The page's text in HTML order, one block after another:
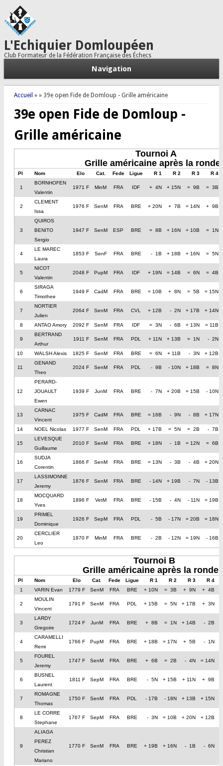
L'Echiquier Domloupéen
Club Formateur de la Fédération Française des Échecs
Navigation
Vous êtes ici
Accueil » » 39e open Fide de Domloup - Grille américaine
39e open Fide de Domloup -
Grille américaine
Tournoi A
Grille américaine après la ronde
Pl Nom Elo Cat. Fede Ligue R 1 R 2 R 3 R 4
1
BORNHOFEN
Valentin
1971 F MinM FRA IDF + 4N + 15N = 9B = 3B
2
CLEMENT
Issa
1976 F SenM FRA BRE + 20N + 7B = 14N + 9B
3
QUIROS
BENITO
Sergio
1947 F SenM ESP BRE = 8B + 16N + 10B = 1N
4
LE MAREC
Laura
1853 F SenF FRA BRE - 1B + 18B + 16N = 5N
5
NICOT
Valentin
2048 F PupM FRA IDF + 19N = 14B = 6N = 4B
6
SIRAGA
Timothee
1949 F CadM FRA BRE = 10B + 8N = 5B = 15N
7
NORTIER
Julien
2064 F SenM FRA CVL + 12B - 2N + 17B + 14N
8 ANTAO Amory 2092 F SenM FRA IDF = 3N - 6B + 13N = 11B
9
BERTRAND
Arthur
1911 F SenM FRA PDL + 11N + 13B = 1N - 2N
10 WALSH Alexis 1825 F SenM FRA BRE = 6N + 11B - 3N + 12B
11
GENAND
Theo
2024 F SenM FRA PDL - 9B - 10N + 18B = 8N
12
PERARD-
JOUAULT
Ewen
1939 F JunM FRA BRE - 7N + 20B = 15B - 10N
13
CARNAC
Vincent
1975 F CadM FRA BRE = 16B - 9N - 8B + 17N
14 NOEL Nicolas 1977 F SenM FRA PDL + 17B = 5N = 2B - 7B
15
LEVESQUE
Guillaume
2010 F SenM FRA BRE + 18N - 1B = 12N = 6B
16
SUDJA
Corentin
1866 F SenM FRA BRE = 13N - 3B - 4B + 20N
17
LASSIMONNE
Jeremy
1876 F SenM FRA BRE - 14N + 19B - 7N - 13B
18
MOCQUARD
Yves
1896 F VetM FRA BRE - 15B - 4N - 11N = 19B
19
PRIMEL
Dominique
1926 F SepM FRA PDL - 5B - 17N = 20B = 18N
20
CERCLIER
Leo
1870 F MinM FRA BRE - 2B - 12N = 19N - 16B
Tournoi B
Grille américaine après la ronde
Pl Nom Elo Cat. Fede Ligue R 1 R 2 R 3
R 4
1
VARIN Evan 1779 F SenM FRA BRE + 10N = 3B + 9N + 4B
2
MOULIN
Vincent
1791 F SenM FRA PDL + 15B = 5N + 17B + 3N
3
LARDY
Gregoire
1724 F JunM FRA BRE + 8B = 1N + 14B - 2B
4
CARAMELLI
Remi
1766 F PupM FRA BRE + 18B = 17N + 5B - 1N
5
FOUREL
Jeremy
1747 F SenM FRA BRE + 6B = 2B - 4N = 14N
6
BUSNEL
Laurent
1811 F SepM FRA BRE - 5N + 15B + 11N + 9B
7
ROMAGNE
Thomas
1750 F SenM FRA PDL - 17B - 18N + 13B + 15N
8
LE CORRE
Stephane
1767 F SepM FRA BRE - 3N = 10B + 20N + 12B
9
ALIAGA
PEREZ
Christian
Mariano
1770 F SenM FRA BRE + 19B + 16N - 1B - 6N